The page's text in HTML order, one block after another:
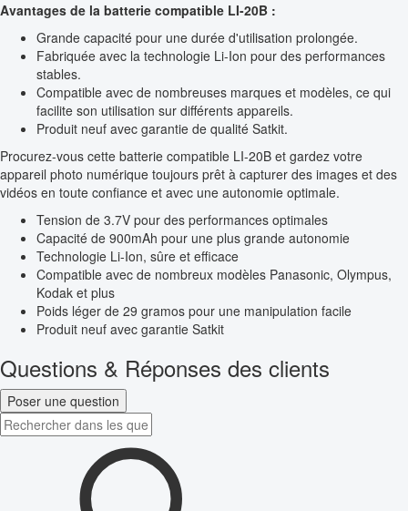
Avantages de la batterie compatible LI-20B :
Grande capacité pour une durée d'utilisation prolongée.
Fabriquée avec la technologie Li-Ion pour des performances
stables.
Compatible avec de nombreuses marques et modèles, ce qui
facilite son utilisation sur différents appareils.
Produit neuf avec garantie de qualité Satkit.
Procurez-vous cette batterie compatible LI-20B et gardez votre
appareil photo numérique toujours prêt à capturer des images et des
vidéos en toute confiance et avec une autonomie optimale.
Tension de 3.7V pour des performances optimales
Capacité de 900mAh pour une plus grande autonomie
Technologie Li-Ion, sûre et efficace
Compatible avec de nombreux modèles Panasonic, Olympus,
Kodak et plus
Poids léger de 29 gramos pour une manipulation facile
Produit neuf avec garantie Satkit
Questions & Réponses des clients
Poser une question